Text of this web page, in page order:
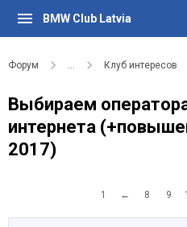
BMW Club Latvia
Форум ... Клуб интересов
Выбираем
интернета
2017)
1 ← 8 9